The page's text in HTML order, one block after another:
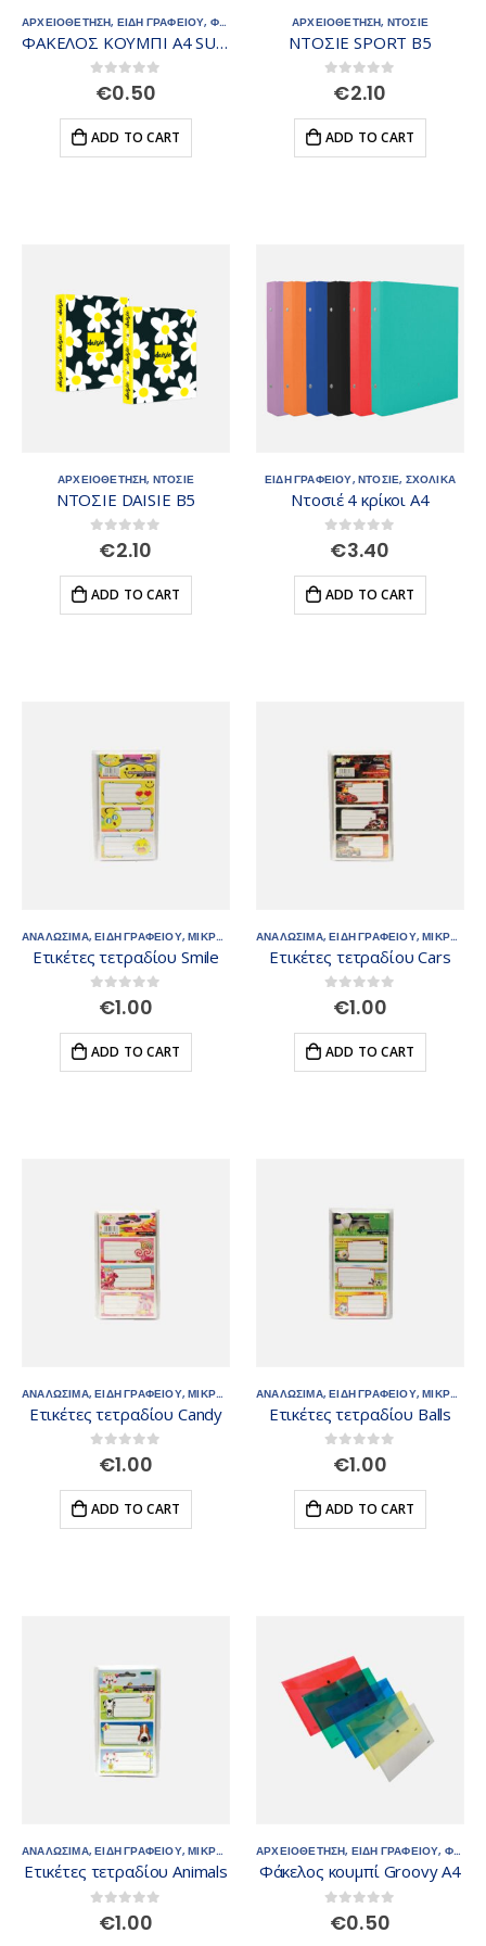
ΑΡΧΕΙΟΘΕΤΗΣΗ, ΕΙΔΗ ΓΡΑΦΕΙΟΥ, ΦΑΚΕΛΟΣ ΚΟΥΜΠΙ
ΦΑΚΕΛΟΣ ΚΟΥΜΠΙ Α4 SUPERHEROES
out of 5
€0.50
ADD TO CART
ΑΡΧΕΙΟΘΕΤΗΣΗ, ΝΤΟΣΙΕ
ΝΤΟΣΙΕ SPORT Β5
out of 5
€2.10
ADD TO CART
ΑΡΧΕΙΟΘΕΤΗΣΗ, ΝΤΟΣΙΕ
ΝΤΟΣΙΕ DAISIE Β5
out of 5
€2.10
ADD TO CART
ΕΙΔΗ ΓΡΑΦΕΙΟΥ, ΝΤΟΣΙΕ, ΣΧΟΛΙΚΑ
Ντοσιέ 4 κρίκοι Α4
out of 5
€3.40
ADD TO CART
ΑΝΑΛΩΣΙΜΑ,ΕΙΔΗ ΓΡΑΦΕΙΟΥ,ΜΙΚΡΟΑΝΤΙΚΕΙΜΕΝΑ
Ετικέτες τετραδίου Smile
out of 5
€1.00
ADD TO CART
ΑΝΑΛΩΣΙΜΑ,ΕΙΔΗ ΓΡΑΦΕΙΟΥ,ΜΙΚΡΟΑΝΤΙΚΕΙΜΕΝΑ
Ετικέτες τετραδίου Cars
out of 5
€1.00
ADD TO CART
ΑΝΑΛΩΣΙΜΑ,ΕΙΔΗ ΓΡΑΦΕΙΟΥ,ΜΙΚΡΟΑΝΤΙΚΕΙΜΕΝΑ
Ετικέτες τετραδίου Candy
out of 5
€1.00
ADD TO CART
ΑΝΑΛΩΣΙΜΑ,ΕΙΔΗ ΓΡΑΦΕΙΟΥ,ΜΙΚΡΟΑΝΤΙΚΕΙΜΕΝΑ
Ετικέτες τετραδίου Balls
out of 5
€1.00
ADD TO CART
ΑΝΑΛΩΣΙΜΑ,ΕΙΔΗ ΓΡΑΦΕΙΟΥ,ΜΙΚΡΟΑΝΤΙΚΕΙΜΕΝΑ
Ετικέτες τετραδίου Animals
out of 5
€1.00
ΑΡΧΕΙΟΘΕΤΗΣΗ, ΕΙΔΗ ΓΡΑΦΕΙΟΥ, ΦΑΚΕΛΟΣ ΚΟΥΜΠΙ
Φάκελος κουμπί Groovy A4
out of 5
€0.50